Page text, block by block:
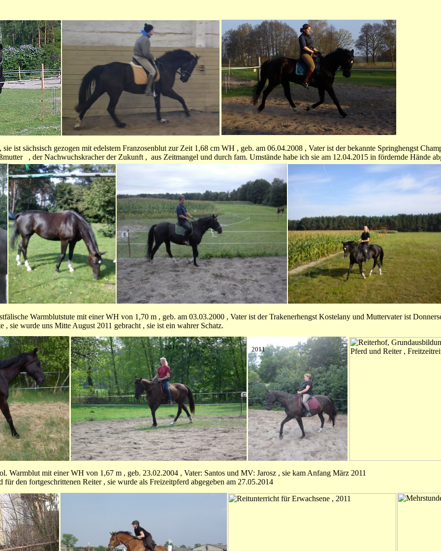
Warmblut mit einer WH von 1,67 m , geb. 23.02.2004 , Vater: Santos und MV: Jarosz , sie kam Anfang März 2011
für den fortgeschrittenen Reiter , sie wurde als Freizeitpferd abgegeben am 27.05.2014
Warmblutstute mit einer WH von 1,70 m , geb. am 03.03.2000 , Vater ist der Trakenerhengst Kostelany und Muttervater ist
, sie wurde uns Mitte August 2011 gebracht , sie ist ein wahrer Schatz.
2011
2011
ist sächsisch gezogen mit edelstem Franzosenblut zur Zeit 1,68 cm WH , geb. am 06.04.2008 , Vater ist der bekannte Springhengst
, der Nachwuchskracher der Zukunft , aus Zeitmangel und durch fam. Umstände habe ich sie am 12.04.2015 in fördernde Hände